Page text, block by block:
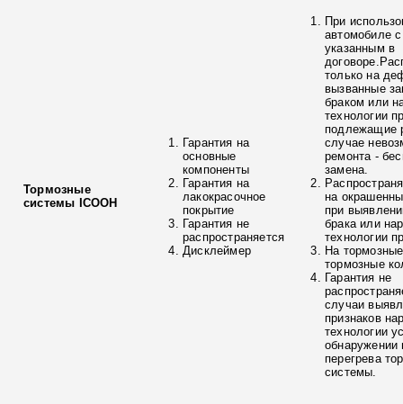
Тормозные
системы ICOOH
Гарантия на
основные
компоненты
Гарантия на
лакокрасочное
покрытие
Гарантия не
распространяется
Дисклеймер
При
автомобиле
указанным в
только на
вызванные
браком или
технологии
подлежащие
случае
ремонта -
замена.
на
при
брака или
технологии
На
тормозные
Гарантия не
случаи
признаков
технологии
обнаружении
перегрева
системы.